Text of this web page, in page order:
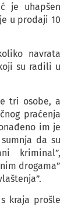
je uhapšen
u prodaji 10
navrata
su radili u
tri osobe, a
praćenja
im je
da su
kriminal”,
drogama”
kraja prošle